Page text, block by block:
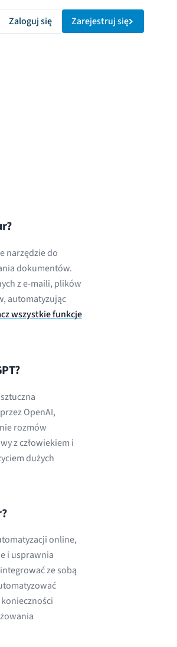
Zaloguj się Zarejestruj się
narzędzie do
dokumentów.
z e-maili, plików
automatyzując
wszystkie funkcje
OpenAI,
rozmów
z człowiekiem i
dużych
online,
i usprawnia
ze sobą